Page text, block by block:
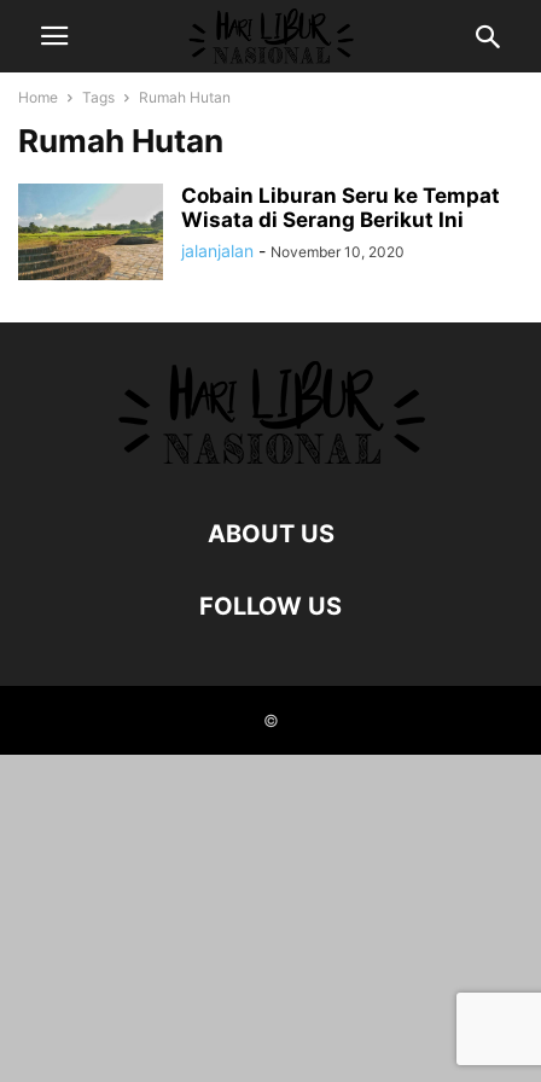
Home Tags Rumah Hutan
Rumah Hutan
Cobain Liburan Seru ke Tempat
Wisata di Serang Berikut Ini
jalanjalan - November 10, 2020
ABOUT US
FOLLOW US
©